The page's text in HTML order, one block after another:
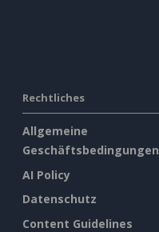
Rechtliches
Allgemeine
Geschäftsbedingungen
AI Policy
Datenschutz
Content Guidelines